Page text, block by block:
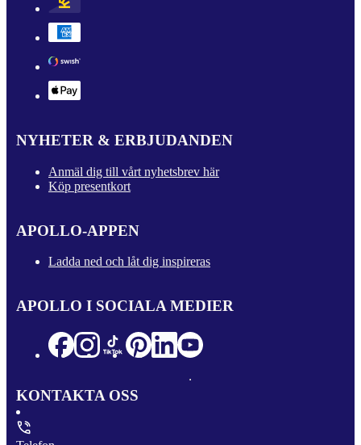
NYHETER & ERBJUDANDEN
Anmäl dig till vårt nyhetsbrev här
Köp presentkort
APOLLO-APPEN
Ladda ned och låt dig inspireras
APOLLO I SOCIALA MEDIER
KONTAKTA OSS